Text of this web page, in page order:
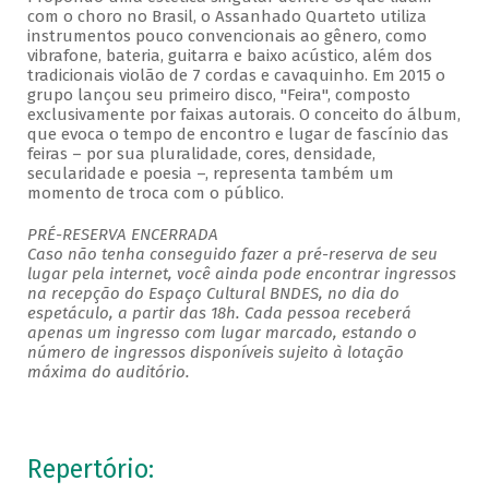
com o choro no Brasil, o Assanhado Quarteto utiliza
instrumentos pouco convencionais ao gênero, como
vibrafone, bateria, guitarra e baixo acústico, além dos
tradicionais violão de 7 cordas e cavaquinho. Em 2015 o
grupo lançou seu primeiro disco, "Feira", composto
exclusivamente por faixas autorais. O conceito do álbum,
que evoca o tempo de encontro e lugar de fascínio das
feiras – por sua pluralidade, cores, densidade,
secularidade e poesia –, representa também um
momento de troca com o público.
PRÉ-RESERVA ENCERRADA
Caso não tenha conseguido fazer a pré-reserva de seu
lugar pela internet, você ainda pode encontrar ingressos
na recepção do Espaço Cultural BNDES, no dia do
espetáculo, a partir das 18h. Cada pessoa receberá
apenas um ingresso com lugar marcado, estando o
número de ingressos disponíveis sujeito à lotação
máxima do auditório.
Repertório: